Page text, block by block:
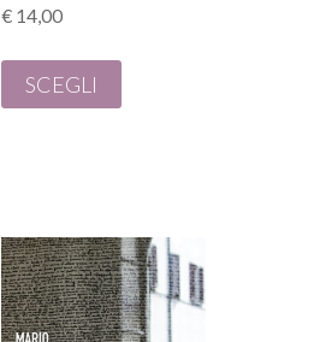
Valutato
5.00
€ 14,00
SCEGLI